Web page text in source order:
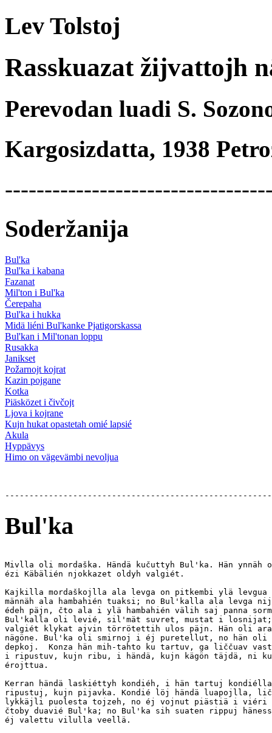
Lev Tolstoj
Rasskuazat žijvattojh
Perevodan luadi S.
Kargosizdatta, 1938
Soderžanija
Bul'ka
Bul'ka i kabana
Fazanat
Mil'ton i Bul'ka
Čerepaha
Bul'ka i hukka
Midä liéni Bul'kanke Pjatigorskassa
Bul'kan i Mil'tonan loppu
Rusakka
Janikset
Požarnojt kojrat
Kazin pojgane
Kotka
Piäsközet i čivčojt
Ljova i kojrane
Kujn hukat opastetah omié lapsié
Akula
Hyppävys
Himo on vägevämbi nevoljua
Bul'ka
Mivlla oli mordaška. Händä kučuttyh Bul'ka. Hän ynnäh
ézi Käbälién njokkazet oldyh valgiét.
Kajkilla mordaškojlla ala levga on pitkembi ylä levgua
männäh ala hambahién tuaksi; no Bul'kalla ala levga
édeh päjn, čto ala i ylä hambahién välih saj panna
Bul'kalla oli levié, sil'mät suvret, mustat i losnijat;
valgiét klykat ajvin törrötettih ulos päjn. Hän oli
nägöne. Bul'ka oli smirnoj i éj puretellut, no hän oli
depkoj.  Konza hän mih-tahto ku tartuv, ga liččuav
i ripustuv, kujn ribu, i händä, kujn kägön täjdä, ni
érojttua.
Kerran händä laskiéttyh kondiéh, i hän tartuj
ripustuj, kujn pijavka. Kondié löj händä luapojlla,
lykkäjli puolesta tojzeh, no éj vojnut piästiä i viéri
čtoby duavié Bul'ka; no Bul'ka sih suaten rippuj
éj valettu vilulla veellä.